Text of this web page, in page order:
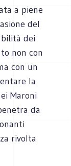
a piene
del
dei
non con
con un
la
Maroni
da
rivolta